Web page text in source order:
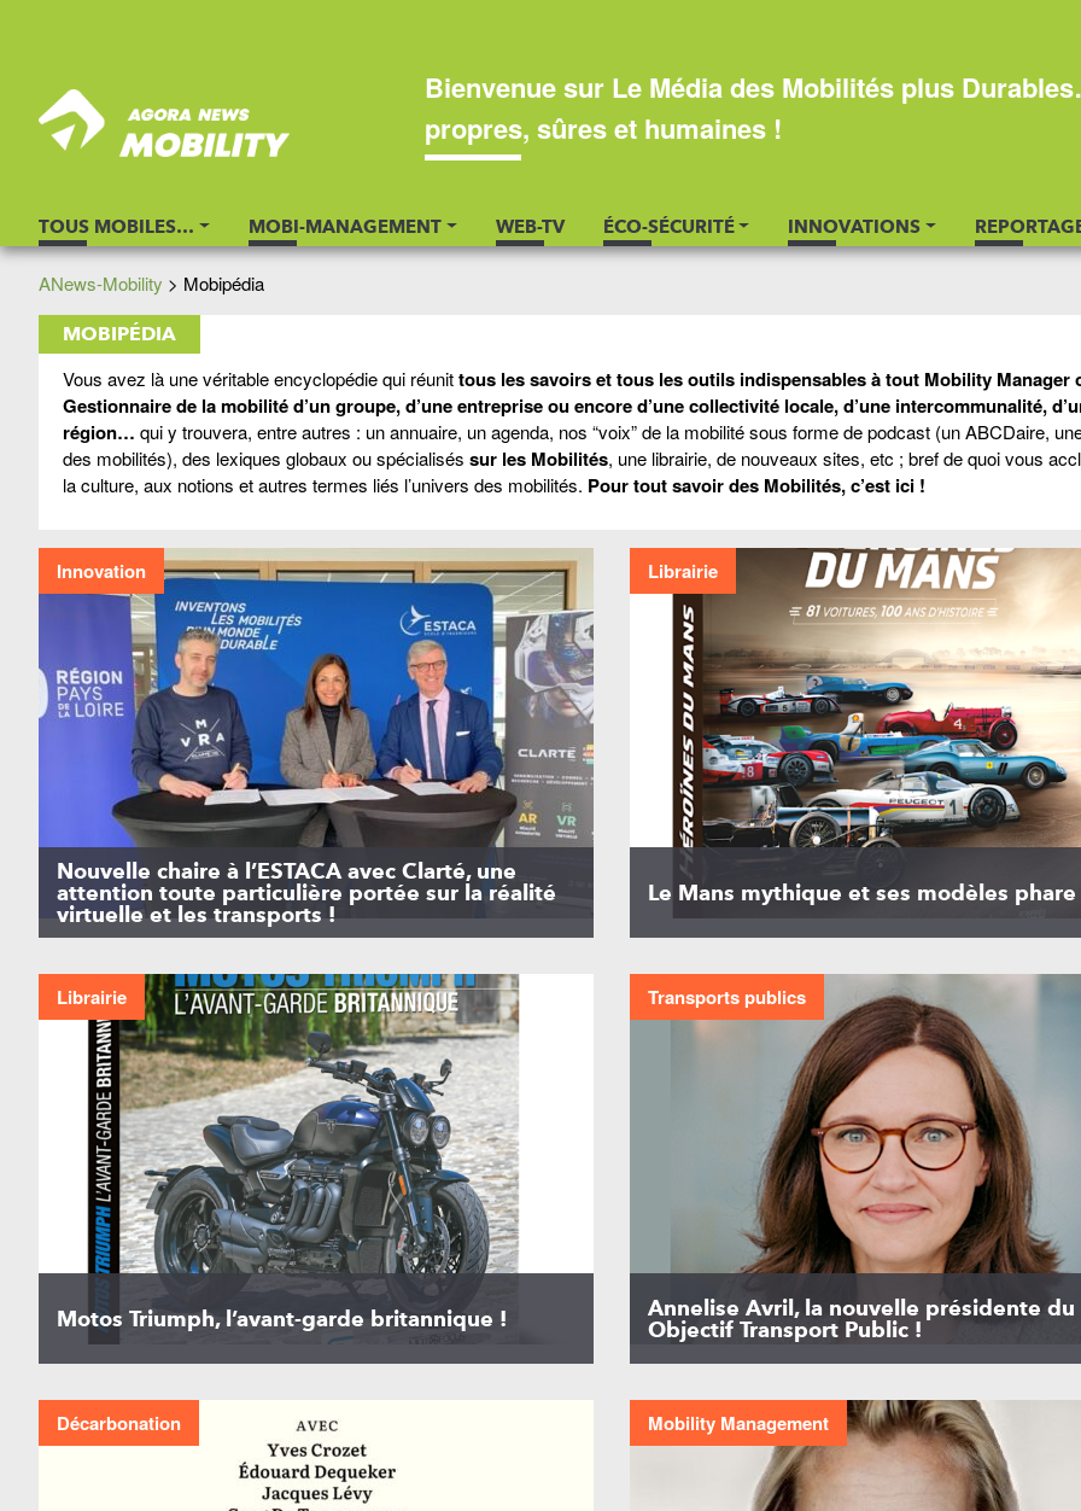
Bienvenue sur Le Média des Mobilités plus
propres, sûres et humaines !
TOUS MOBILES… MOBI-MANAGEMENT WEB-TV ÉCO-SÉCURITÉ INNOVATIONS
ANews-Mobility > Mobipédia
MOBIPÉDIA
Vous avez là une véritable encyclopédie qui réunittous les savoirs et tous les outils indispensables à tout Mobility Manager
Gestionnaire de la mobilité d’un groupe, d’une entreprise ou encore d’une collectivité locale, d’une intercommunalité,
région… qui y trouvera, entre autres : un annuaire, un agenda, nos “voix” de la mobilité sous forme de podcast (un ABCDaire,
des mobilités), des lexiques globaux ou spécialisés sur les Mobilités, une librairie, de nouveaux sites, etc ; bref de quoi vous
la culture, aux notions et autres termes liés l’univers des mobilités. Pour tout savoir des Mobilités, c’est ici !
Innovation
Nouvelle chaire à l’ESTACA avec Clarté, une
attention toute particulière portée sur la réalité
virtuelle et les transports !
Librairie
Le Mans mythique et ses modèles phare
Librairie
Motos Triumph, l’avant-garde britannique !
Transports publics
Annelise Avril, la nouvelle présidente du
Objectif Transport Public !
Décarbonation Mobility Management